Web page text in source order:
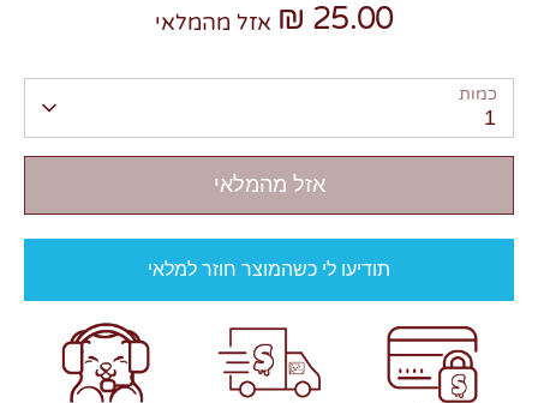
25.00 ₪ אזל מהמלאי
כמות
1
אזל מהמלאי
תודיעו לי כשהמוצר חוזר למלאי